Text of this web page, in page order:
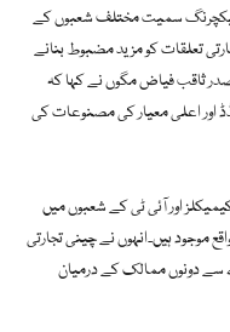
سمیت مختلف شعبوں کے
تعلقات کو مزید مضبوط بنانے
صدر ثاقب فیاض مگوں نے کہا کہ
اور اعلی معیار کی مصنوعات کی
اور آئی ٹی کے شعبوں میں
موجود ہیں۔انہوں نے چینی تجارتی
سے دونوں ممالک کے درمیان